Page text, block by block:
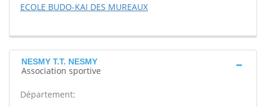
ECOLE BUDO-KAI DES MUREAUX
NESMY T.T. NESMY
Association sportive
Département: